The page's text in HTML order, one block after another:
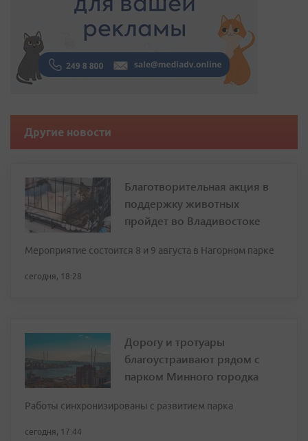
Другие новости
Благотворительная акция в
поддержку животных
пройдет во Владивостоке
Мероприятие состоится 8 и 9 августа в Нагорном парке
сегодня, 18:28
Дорогу и тротуары
благоустраивают рядом с
парком Минного городка
Работы синхронизированы с развитием парка
сегодня, 17:44